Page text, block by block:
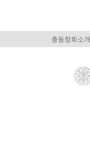
총동창회소개